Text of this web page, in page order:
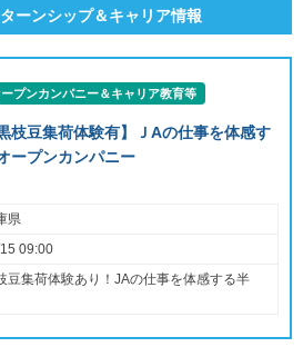
ーンシップ＆キャリア情報
ープンカンパニー＆キャリア教育等
黒枝豆集荷体験有】ＪAの仕事を体感す
ープンカンパニー
県
09:00
豆集荷体験あり！JAの仕事を体感する半